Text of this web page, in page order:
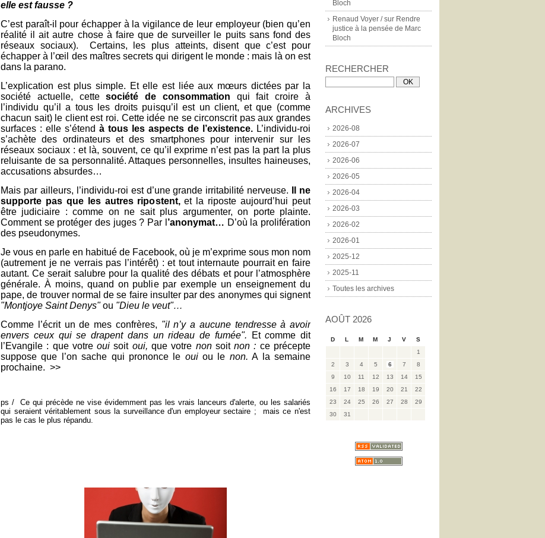
Bloch
Renaud Voyer /sur Rendre
justice à la pensée de Marc
Bloch
RECHERCHER
ARCHIVES
2026-08
2026-07
2026-06
2026-05
2026-04
2026-03
2026-02
2026-01
2025-12
2025-11
Toutes les archives
AOÛT 2026
D L M M J V
S
1
2
3 4 5 6 7
8
9
10 11 12 13 14
15
16
17 18 19 20 21
22
23
24 25 26 27 28
29
30
31
elle est fausse ?
C’est paraît-il pour échapper à la vigilance de leur employeur (bien qu’en
réalité il ait autre chose à faire que de surveiller le puits sans fond des
réseaux sociaux). Certains, les plus atteints, disent que c’est pour
échapper à l’œil des maîtres secrets qui dirigent le monde : mais là on est
dans la parano.
L’explication est plus simple. Et elle est liée aux mœurs dictées par la
société actuelle, cettesociété de consommation qui fait croire à
l’individu qu’il a tous les droits puisqu’il est un client, et que (comme
chacun sait) le client est roi. Cette idée ne se circonscrit pas aux grandes
surfaces : elle s’étend à tous les aspects de l’existence. L’individu-roi
s’achète des ordinateurs et des smartphones pour intervenir sur les
réseaux sociaux : et là, souvent, ce qu’il exprime n’est pas la part la plus
reluisante de sa personnalité. Attaques personnelles, insultes haineuses,
accusations absurdes…
Mais par ailleurs, l’individu-roi est d’une grande irritabilité nerveuse. Il ne
supporte pas que les autres ripostent,et la riposte aujourd’hui peut
être judiciaire : comme on ne sait plus argumenter, on porte plainte.
Comment se protéger des juges ? Par l ’anonymat… D’où la prolifération
des pseudonymes.
Je vous en parle en habitué de Facebook, où je m’exprime sous mon nom
(autrement je ne verrais pas l’intérêt) : et tout internaute pourrait en faire
autant. Ce serait salubre pour la qualité des débats et pour l’atmosphère
générale. À moins, quand on publie par exemple un enseignement du
pape, de trouver normal de se faire insulter par des anonymes qui signent
"Montjoye Saint Denys"ou "Dieu le veut"…
Comme l’écrit un de mes confrères, "il n’y a aucune tendresse à avoir
envers ceux qui se drapent dans un rideau de fumée".
Etcomme dit
l’Evangile : que votreoui soit oui,que votre nonsoitnon : ce précepte
suppose que l’on sache qui prononce le ouiou le non. A la semaine
prochaine. >>
ps / Ce qui précède ne vise évidemment pas les vrais lanceurs d'alerte, ou les salariés
qui seraient véritablement sous la surveillance d'un employeur sectaire ; mais ce n'est
pas le cas le plus répandu.